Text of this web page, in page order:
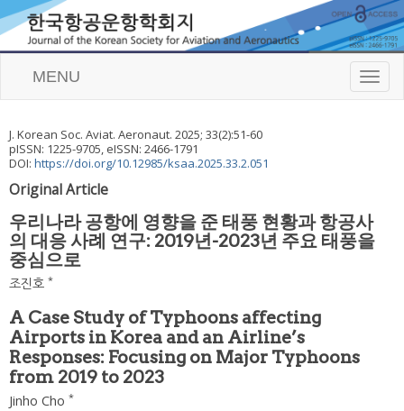
T
o
i
g
MENU
J. Korean Soc. Aviat. Aeronaut. 2025; 33(2):51-60
pISSN: 1225-9705, eISSN: 2466-1791
DOI: https://doi.org/10.12985/ksaa.2025.33.2.051
Original Article
우리나라 공항에 영향을 준 태풍 현황과 항공사
의 대응 사례 연구: 2019년-2023년 주요 태풍을
중심으로
조진호 *
A Case Study of Typhoons affecting
Airports in Korea and an Airline’s
Responses: Focusing on Major Typhoons
from 2019 to 2023
Jinho Cho *